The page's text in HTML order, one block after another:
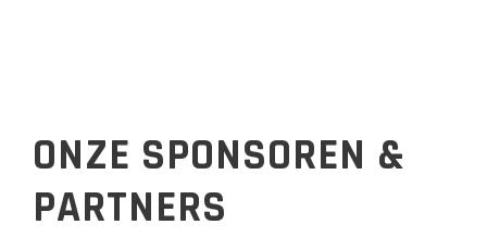
ONZE SPONSOREN &
PARTNERS